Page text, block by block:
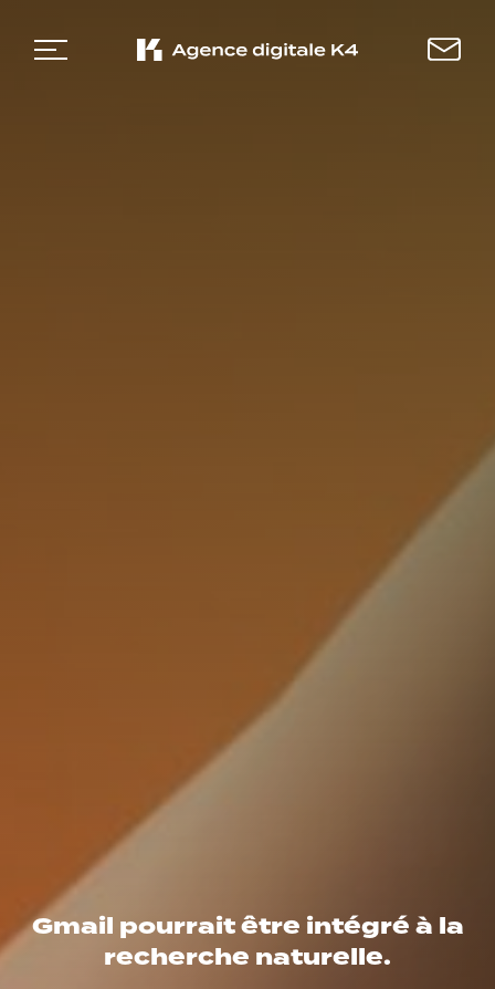
Gmail pourrait être intégré à la
recherche naturelle.